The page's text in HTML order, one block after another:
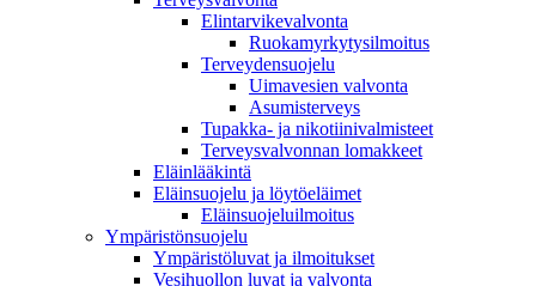
Elintarvikevalvonta
Ruokamyrkytysilmoitus
Terveydensuojelu
Uimavesien valvonta
Asumisterveys
Tupakka- ja nikotiinivalmisteet
Terveysvalvonnan lomakkeet
Eläinlääkintä
Eläinsuojelu ja löytöeläimet
Eläinsuojeluilmoitus
Ympäristönsuojelu
Ympäristöluvat ja ilmoitukset
Vesihuollon luvat ja valvonta